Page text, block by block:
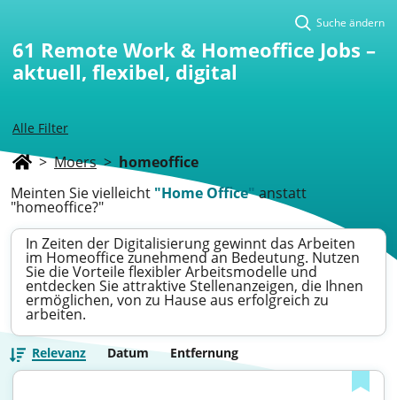
Alle Filter
Suche ändern
61 Remote Work & Homeoffice Jobs –
aktuell, flexibel, digital
> Moers > homeoffice
Meinten Sie vielleicht "Home Office"anstatt
"homeoffice?"
In Zeiten der Digitalisierung gewinnt das Arbeiten
im Homeoffice zunehmend an Bedeutung. Nutzen
Sie die Vorteile flexibler Arbeitsmodelle und
entdecken Sie attraktive Stellenanzeigen, die Ihnen
ermöglichen, von zu Hause aus erfolgreich zu
arbeiten.
Relevanz Datum Entfernung